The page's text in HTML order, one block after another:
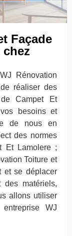
Façade
chez
Rénovation
réaliser des
Campet Et
besoins et
de nous en
des normes
Et Lamolere ;
Toiture et
et se déplacer
des matériels,
allons utiliser
WJ